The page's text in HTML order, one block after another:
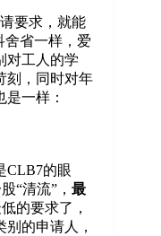
要求，就能
舍省一样，爱
对工人的学
刻，同时对年
一样：
CLB7的眼
“清流”， 最
的要求了，
的申请人，